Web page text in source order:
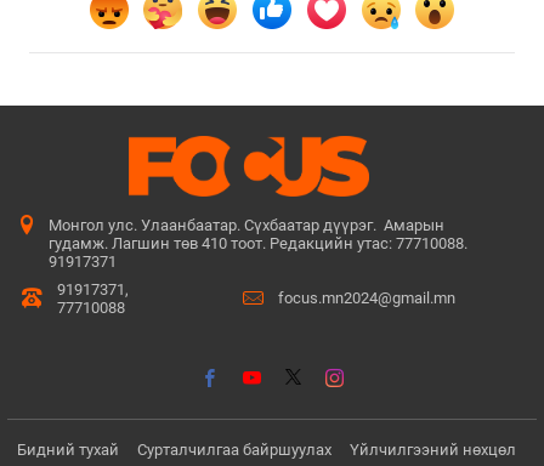
Монгол улс. Улаанбаатар. Сүхбаатар дүүрэг. Амарын
гудамж. Лагшин төв 410 тоот. Редакцийн утас: 77710088.
91917371
91917371,
77710088
focus.mn2024@gmail.mn
Бидний тухай Сурталчилгаа байршуулах Үйлчилгээний нөхцөл